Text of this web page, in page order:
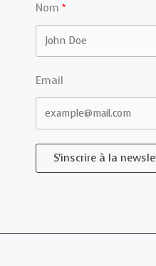
Nom
Email
S'inscrire à la